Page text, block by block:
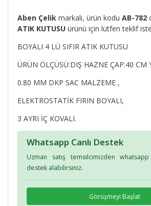
Aben Çelikmarkalı, ürün kodu AB-782
ATIK KUTUSUürünü için lütfen teklif
BOYALI 4 LÜ SIFIR ATIK KUTUSU
ÜRÜN ÖLÇÜSÜ:DIŞ HAZNE ÇAP:40 CM
0.80 MM DKP SAC MALZEME ,
ELEKTROSTATİK FIRIN BOYALI,
3 AYRI İÇ KOVALI.
Whatsapp Canlı Destek
Uzman satış temsilcimizden
destek alabilirsiniz.
Görüşmeyi Başlat